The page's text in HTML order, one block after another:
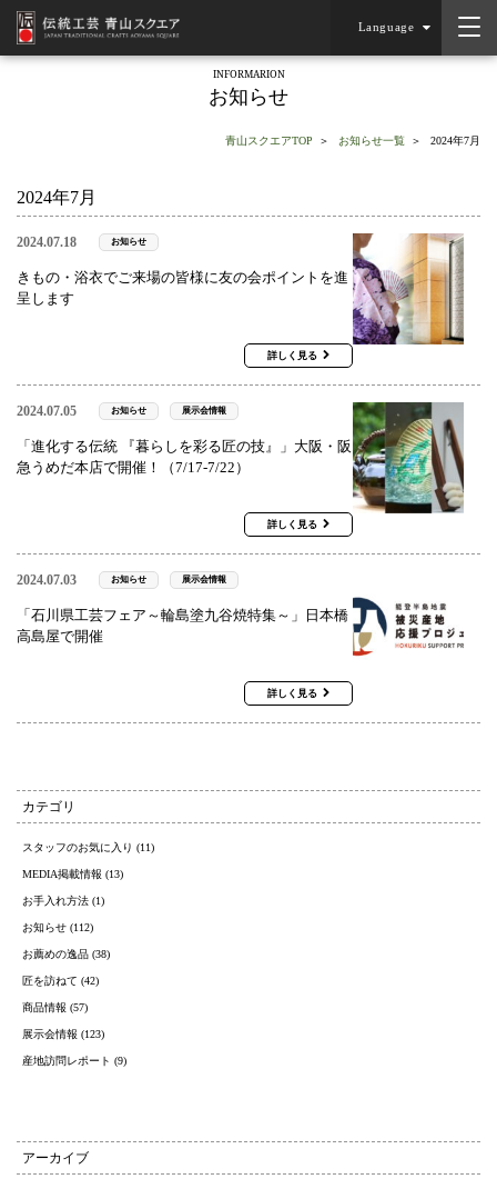
Language
INFORMARION
お知らせ
青山スクエアTOP お知らせ一覧 2024年7月
2024年7月
2024.07.18 お知らせ
きもの・浴衣でご来場の皆様に友の会ポイントを進
呈します
詳しく見る
2024.07.05 お知らせ 展示会情報
「進化する伝統 『暮らしを彩る匠の技』」大阪・阪
急うめだ本店で開催！（7/17-7/22）
詳しく見る
2024.07.03 お知らせ 展示会情報
「石川県工芸フェア～輪島塗九谷焼特集～」日本橋
高島屋で開催
詳しく見る
カテゴリ
スタッフのお気に入り (11)
MEDIA掲載情報 (13)
お手入れ方法 (1)
お知らせ (112)
お薦めの逸品 (38)
匠を訪ねて (42)
商品情報 (57)
展示会情報 (123)
産地訪問レポート (9)
アーカイブ